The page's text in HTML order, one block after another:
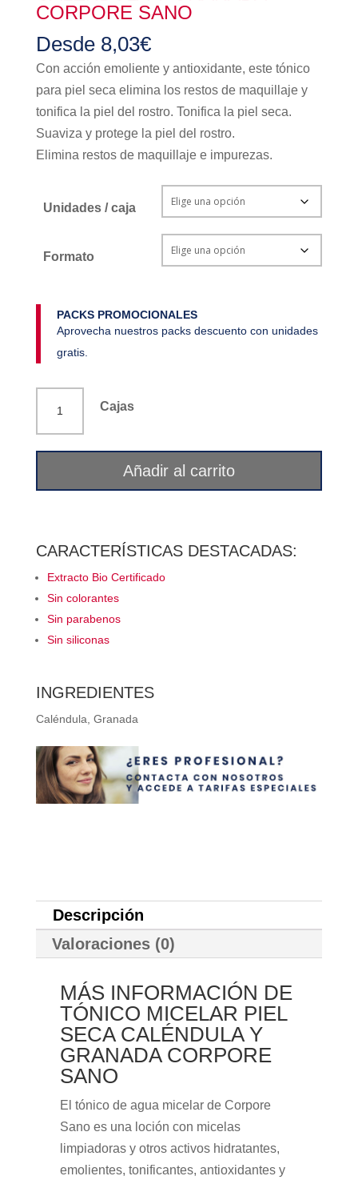
CORPORE SANO
Desde 8,03€
Con acción emoliente y antioxidante, este tónico
para piel seca elimina los restos de maquillaje y
tonifica la piel del rostro. Tonifica la piel seca.
Suaviza y protege la piel del rostro.
Elimina restos de maquillaje e impurezas.
Unidades / caja
Formato
PACKS PROMOCIONALES
Aprovecha nuestros packs descuento con unidades
gratis.
micelar
Corpore
Sano
cantidad
Cajas
Añadir al carrito
CARACTERÍSTICAS DESTACADAS:
Extracto Bio Certificado
Sin colorantes
Sin parabenos
Sin siliconas
INGREDIENTES
Caléndula, Granada
Descripción
Valoraciones (0)
MÁS INFORMACIÓN DE
TÓNICO MICELAR PIEL
SECA CALÉNDULA Y
GRANADA CORPORE
SANO
El tónico de agua micelar de Corpore
Sano es una loción con micelas
limpiadoras y otros activos hidratantes,
emolientes, tonificantes, antioxidantes y